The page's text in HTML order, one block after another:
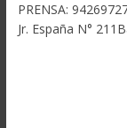
PRENSA:
Jr. España N°